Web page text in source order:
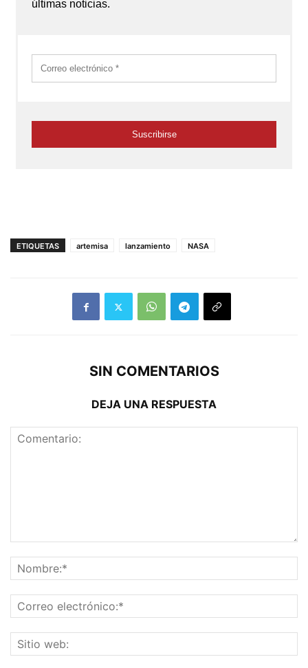
ETIQUETAS artemisa lanzamiento NASA
SIN COMENTARIOS
DEJA UNA RESPUESTA